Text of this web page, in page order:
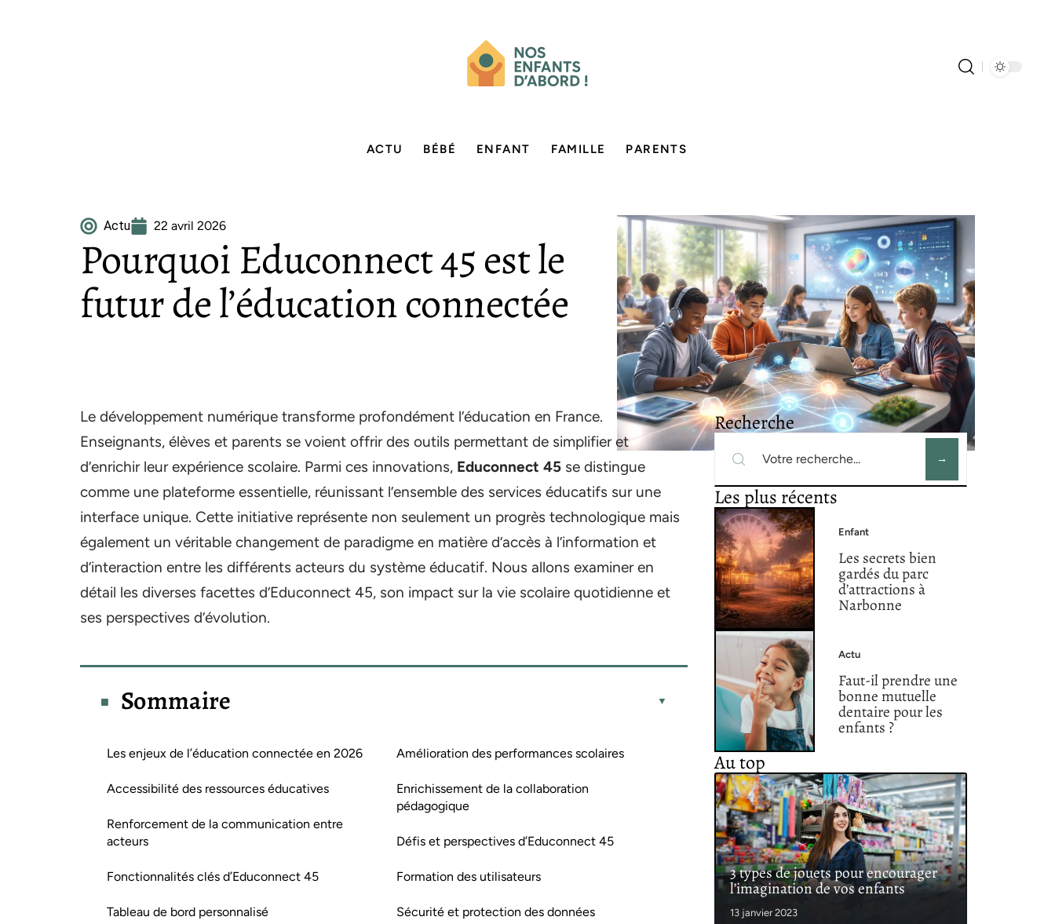
ACTU BÉBÉ ENFANT FAMILLE PARENTS
Actu 22 avril 2026
Pourquoi Educonnect 45 est le
futur de l’éducation connectée
Le développement numérique transforme profondément l’éducation en France.
Enseignants, élèves et parents se voient offrir des outils permettant de simplifier et
d’enrichir leur expérience scolaire. Parmi ces innovations, Educonnect 45 se distingue
comme une plateforme essentielle, réunissant l’ensemble des services éducatifs sur une
interface unique. Cette initiative représente non seulement un progrès technologique mais
également un véritable changement de paradigme en matière d’accès à l’information et
d’interaction entre les différents acteurs du système éducatif. Nous allons examiner en
détail les diverses facettes d’Educonnect 45, son impact sur la vie scolaire quotidienne et
ses perspectives d’évolution.
Sommaire
Les enjeux de l’éducation connectée en 2026
Accessibilité des ressources éducatives
Renforcement de la communication entre
acteurs
Fonctionnalités clés d’Educonnect 45
Tableau de bord personnalisé
Amélioration des performances scolaires
Enrichissement de la collaboration
pédagogique
Défis et perspectives d’Educonnect 45
Formation des utilisateurs
Sécurité et protection des données
Recherche
Les plus récents
Enfant
Les secrets bien
gardés du parc
d’attractions à
Narbonne
Actu
Faut-il prendre une
bonne mutuelle
dentaire pour les
enfants ?
Au top
3 types de jouets pour encourager
l’imagination de vos enfants
13 janvier 2023